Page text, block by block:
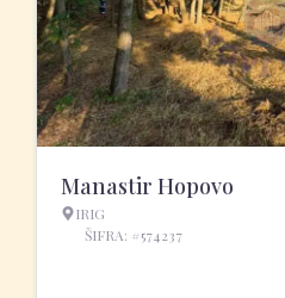
Manastir Hopovo
IRIG
ŠIFRA: #574237